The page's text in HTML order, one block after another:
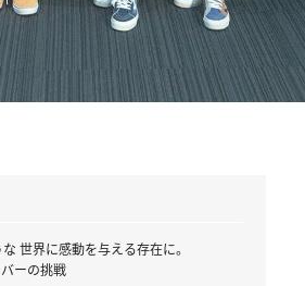
世界に感動を与える存在に。
バーの挑戦